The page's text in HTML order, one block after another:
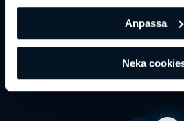
Anpassa
Neka
Morsø Gym & Fitness: A
for a quality gym
Customer Stories Denmark